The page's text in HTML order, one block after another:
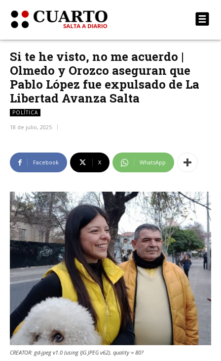
Si te he visto, no me acuerdo |
Olmedo y Orozco aseguran que
Pablo López fue expulsado de La
Libertad Avanza Salta
POLÍTICA
18 de julio, 2025
Facebook X WhatsApp
CREATOR: gd-jpeg v1.0 (using IJG JPEG v62), quality = 80?